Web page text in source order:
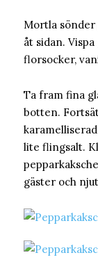
Mortla
åt sidan.
florsocker,
Ta fram fina
botten.
lite flingsalt.
gäster och